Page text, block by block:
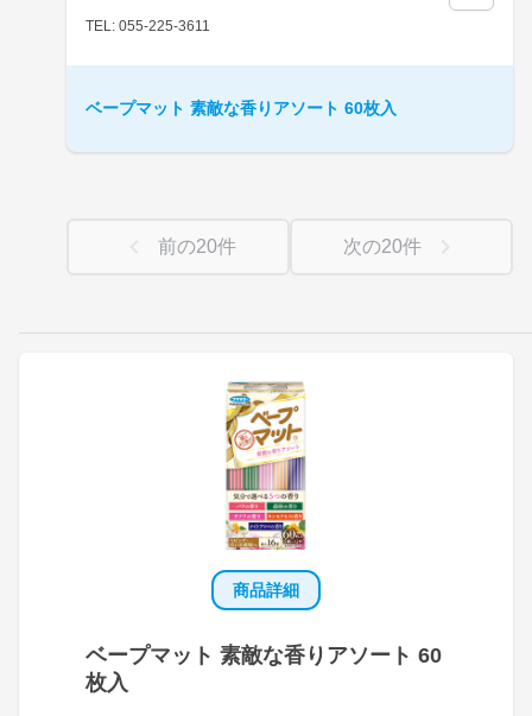
商品詳細
ベープマット 素敵な香りアソート 60
枚入
TEL: 055-225-3611
ベープマット 素敵な香りアソート 60枚入
前の20件 次の20件